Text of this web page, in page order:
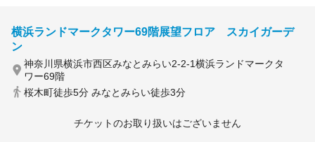
横浜ランドマークタワー69階展望フロア スカイガーデ
ン
神奈川県横浜市西区みなとみらい2-2-1横浜ランドマークタ
ワー69階
桜木町徒歩5分 みなとみらい徒歩3分
チケットのお取り扱いはございません